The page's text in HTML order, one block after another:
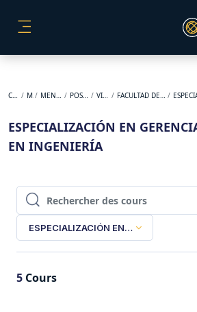
Cours MEN MEN 2-2025 POSGRADO VIRTUAL FACULTAD DE INGENIERÍA
ESPECIALIZACIÓN EN
EN INGENIERÍA
Rechercher des cours
Rechercher des cours
ESPECIALIZACIÓN EN GERENCIA DE
5 Cours